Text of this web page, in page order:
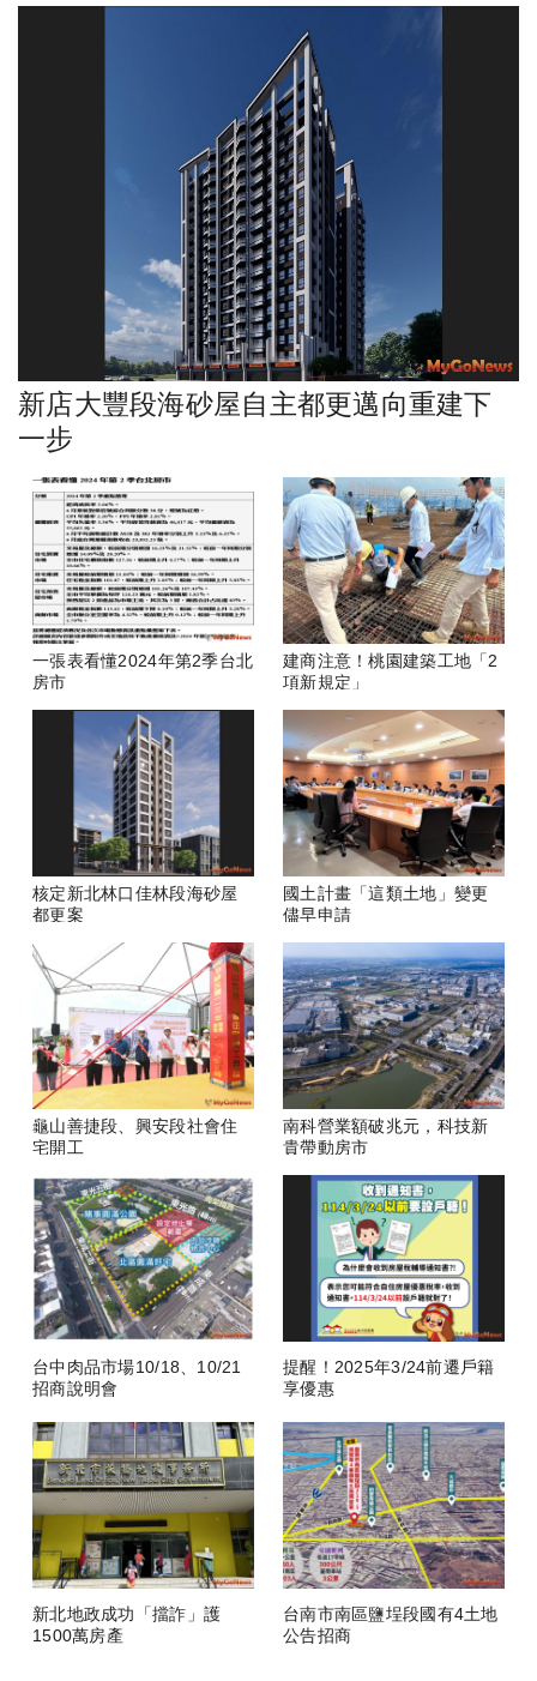
新店大豐段海砂屋自主都更邁向重建下
一步
一張表看懂2024年第2季台北
房市
建商注意！桃園建築工地「2
項新規定」
核定新北林口佳林段海砂屋
都更案
國土計畫「這類土地」變更
儘早申請
龜山善捷段、興安段社會住
宅開工
南科營業額破兆元，科技新
貴帶動房市
台中肉品市場10/18、10/21
招商說明會
提醒！2025年3/24前遷戶籍
享優惠
新北地政成功「擋詐」護
1500萬房產
台南市南區鹽埕段國有4土地
公告招商